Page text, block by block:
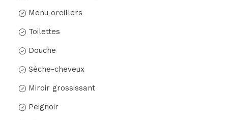
Menu oreillers
Toilettes
Douche
Sèche-cheveux
Miroir grossissant
Peignoir